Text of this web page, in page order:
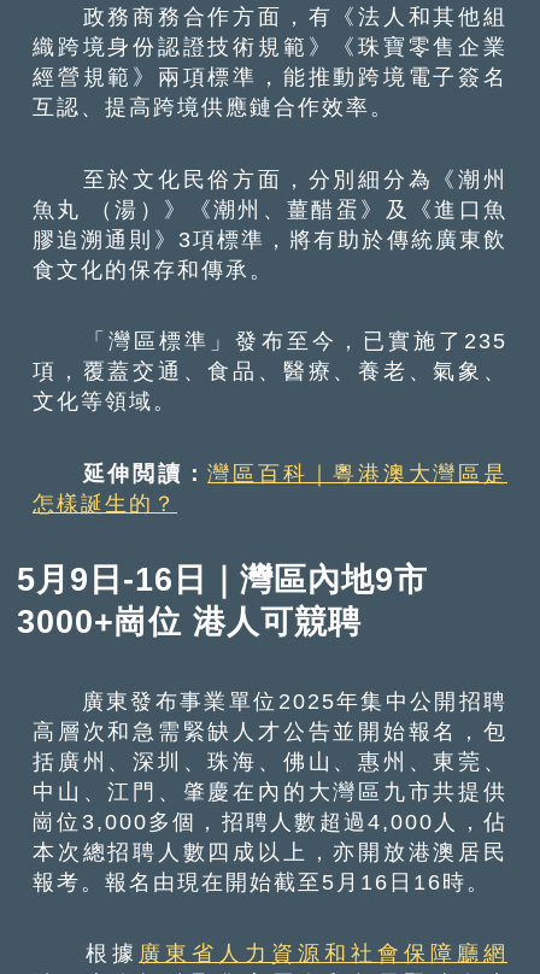
政務商務合作方面，有《法人和其他組
織跨境身份認證技術規範》《珠寶零售企業
經營規範》兩項標準，能推動跨境電子簽名
互認、提高跨境供應鏈合作效率。
至於文化民俗方面，分別細分為《潮州
魚丸 （湯）》《潮州、薑醋蛋》及《進口魚
膠追溯通則》3項標準，將有助於傳統廣東飲
食文化的保存和傳承。
「灣區標準」發布至今，已實施了235
項，覆蓋交通、食品、醫療、養老、氣象、
文化等領域。
延伸閲讀：灣區百科｜粵港澳大灣區是
怎樣誕生的？
5月9日-16日｜灣區內地9市
3000+崗位 港人可競聘
廣東發布事業單位2025年集中公開招聘
高層次和急需緊缺人才公告並開始報名，包
括廣州、深圳、珠海、佛山、惠州、東莞、
中山、江門、肇慶在內的大灣區九市共提供
崗位3,000多個，招聘人數超過4,000人，佔
本次總招聘人數四成以上，亦開放港澳居民
報考。報名由現在開始截至5月16日16時。
根據 廣東省人力資源和社會保障廳網